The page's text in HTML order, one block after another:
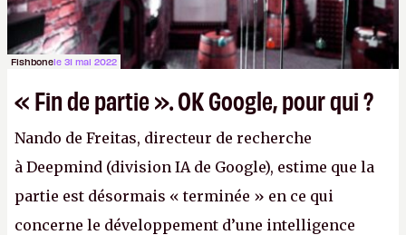
Fishbonele 31 mai 2022
« Fin de partie ». OK Google, pour qui ?
Nando de Freitas, directeur de recherche
à Deepmind (division IA de Google), estime que la
partie est désormais « terminée » en ce qui
concerne le développement d’une intelligence